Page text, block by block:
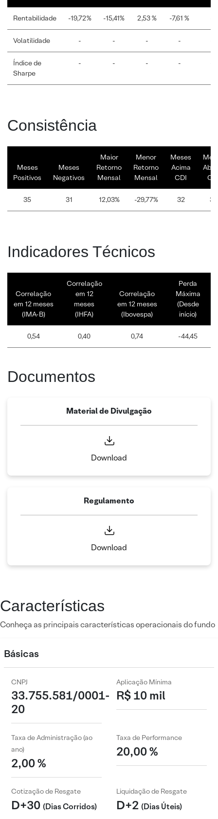
Rentabilidade -19,72% -15,41% 2,53 % -7,61 %
Volatilidade - - - -
Índice de
Sharpe
- - - -
Consistência
Meses
Positivos
Meses
Negativos
Maior
Retorno
Mensal
Menor
Retorno
Mensal
Meses
Acima
CDI
35 31 12,03% -29,77% 32 34
Indicadores Técnicos
Correlação
em 12 meses
(IMA-B)
Correlação
em 12
meses
(IHFA)
Correlação
em 12 meses
(Ibovespa)
Perda
Máxima
(Desde
início)
0,54 0,40 0,74 -44,45
Documentos
Material de Divulgação
Download
Regulamento
Download
Características
Conheça as principais características operacionais do fundo
Básicas
CNPJ
33.755.581/0001-
20
Aplicação Mínima
R$ 10 mil
Taxa de Administração (ao
ano)
2,00 %
Taxa de Performance
20,00 %
Cotização de Resgate
D+30 (Dias Corridos)
Liquidação de Resgate
D+2 (Dias Úteis)